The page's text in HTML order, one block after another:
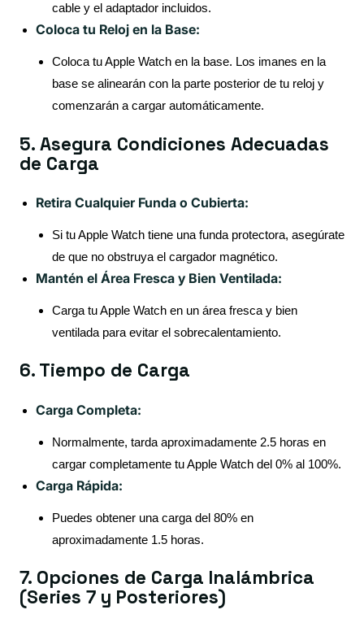
cable y el adaptador incluidos.
Coloca tu Reloj en la Base:
Coloca tu Apple Watch en la base. Los imanes en la
base se alinearán con la parte posterior de tu reloj y
comenzarán a cargar automáticamente.
5. Asegura Condiciones Adecuadas
de Carga
Retira Cualquier Funda o Cubierta:
Si tu Apple Watch tiene una funda protectora, asegúrate
de que no obstruya el cargador magnético.
Mantén el Área Fresca y Bien Ventilada:
Carga tu Apple Watch en un área fresca y bien
ventilada para evitar el sobrecalentamiento.
6. Tiempo de Carga
Carga Completa:
Normalmente, tarda aproximadamente 2.5 horas en
cargar completamente tu Apple Watch del 0% al 100%.
Carga Rápida:
Puedes obtener una carga del 80% en
aproximadamente 1.5 horas.
7. Opciones de Carga Inalámbrica
(Series 7 y Posteriores)